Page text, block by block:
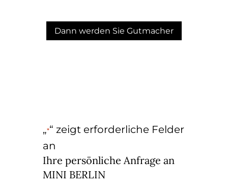
Dann werden Sie Gutmacher
„*“ zeigt erforderliche Felder
an
Ihre persönliche Anfrage an
MINI BERLIN